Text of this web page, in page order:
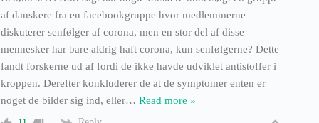
af danskere fra en facebookgruppe hvor medlemmerne
diskuterer senfølger af corona, men en stor del af disse
mennesker har bare aldrig haft corona, kun senfølgerne? Dette
fandt forskerne ud af fordi de ikke havde udviklet antistoffer i
kroppen. Derefter konkluderer de at de symptomer enten er
noget de bilder sig ind, eller… Read more »